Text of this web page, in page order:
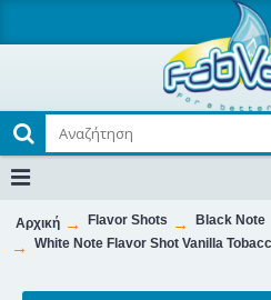
Αρχική Flavor Shots
Black Note
White Note Flavor Shot Vanilla